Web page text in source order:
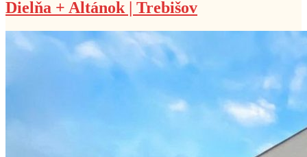
Dielňa + Altánok | Trebišov